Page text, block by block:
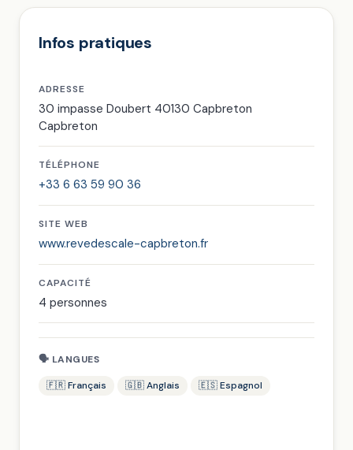
Infos pratiques
ADRESSE
30 impasse Doubert 40130 Capbreton
Capbreton
TÉLÉPHONE
+33 6 63 59 90 36
SITE WEB
www.revedescale-capbreton.fr
CAPACITÉ
4 personnes
🗣 LANGUES
🇫🇷 Français 🇬🇧 Anglais 🇪🇸 Espagnol